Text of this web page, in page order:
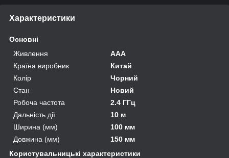
Характеристики
Основні
Живлення
AAA
Країна виробник
Китай
Колір
Чорний
Стан
Новий
Робоча частота
2.4 ГГц
Дальність дії
10 м
Ширина (мм)
100 мм
Довжина (мм)
150 мм
Користувальницькі характеристики